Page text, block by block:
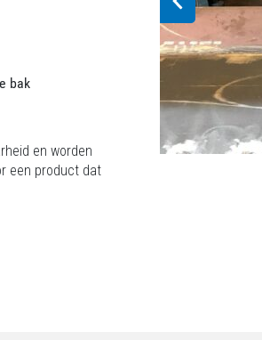
bak
en worden
een product dat